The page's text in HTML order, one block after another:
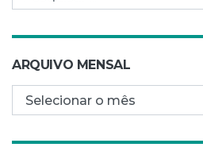
ARQUIVO MENSAL
Arquivo mensal